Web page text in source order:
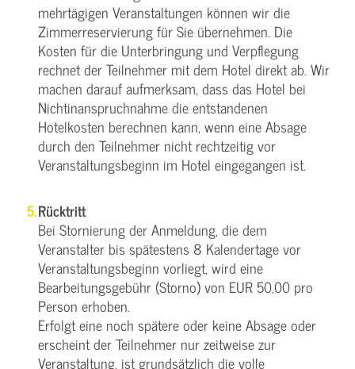
mehrtägigen Veranstaltungen können wir die
Zimmerreservierung für Sie übernehmen. Die
Kosten für die Unterbringung und Verpflegung
rechnet der Teilnehmer mit dem Hotel direkt ab. Wir
machen darauf aufmerksam, dass das Hotel bei
Nichtinanspruchnahme die entstandenen
Hotelkosten berechnen kann, wenn eine Absage
durch den Teilnehmer nicht rechtzeitig vor
Veranstaltungsbeginn im Hotel eingegangen ist.
Rücktritt
Bei Stornierung der Anmeldung, die dem
Veranstalter bis spätestens 8 Kalendertage vor
Veranstaltungsbeginn vorliegt, wird eine
Bearbeitungsgebühr (Storno) von EUR 50,00 pro
Person erhoben.
Erfolgt eine noch spätere oder keine Absage oder
erscheint der Teilnehmer nur zeitweise zur
Veranstaltung, ist grundsätzlich die volle